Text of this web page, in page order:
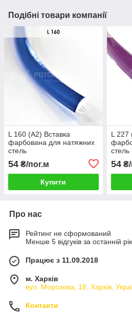
Подібні товари компанії
L 160 (А2) Вставка
фарбована для натяжних
стель
54 ₴/пог.м
Купити
L 227
стель
54₴/
Про нас
Рейтинг не сформований
Менше 5 відгуків за останній рік
Працює з 11.09.2018
м. Харків
вул. Морозова, 18, Харків,
Контакти